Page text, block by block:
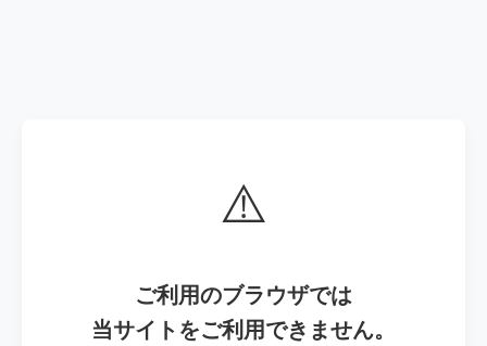
⚠️
ご利用のブラウザでは
当サイトをご利用できません。